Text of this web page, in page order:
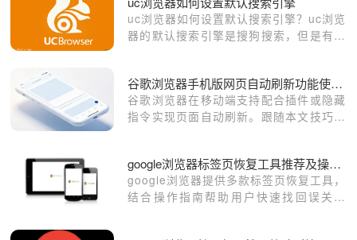
uc浏览器如何设置默认搜索引擎？uc浏览
器的默认搜索引擎是搜狗搜索，但是有些
谷歌浏览器手机版网页自动刷新功能使用技巧
谷歌浏览器在移动端支持配合插件或隐藏
指令实现页面自动刷新。跟随本文技巧，
流。
google浏览器标签页恢复工具推荐及操作指南
google浏览器提供多款标签页恢复工具，
结合操作指南帮助用户快速找回误关网